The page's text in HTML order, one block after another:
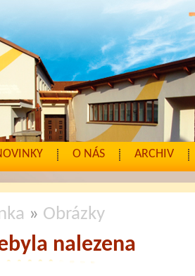
O NÁS ARCHIV
» Obrázky
nalezena